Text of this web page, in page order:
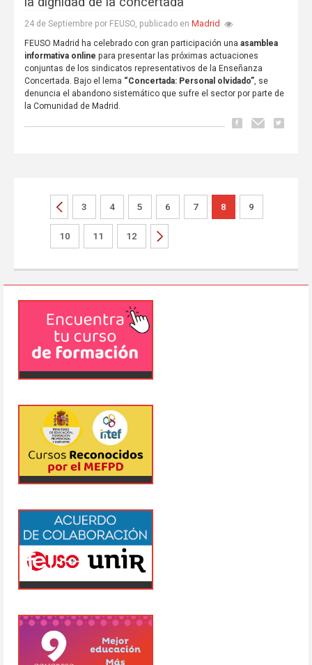
24 de Septiembre por FEUSO, publicado en Madrid
FEUSO Madrid ha celebrado con gran participación una asamblea
informativa online para presentar las próximas actuaciones
conjuntas de los sindicatos representativos de la Enseñanza
Concertada. Bajo el lema “Concertada: Personal olvidado”, se
denuncia el abandono sistemático que sufre el sector por parte de
la Comunidad de Madrid.
3 4 5 6 7 8 9
10 11 12